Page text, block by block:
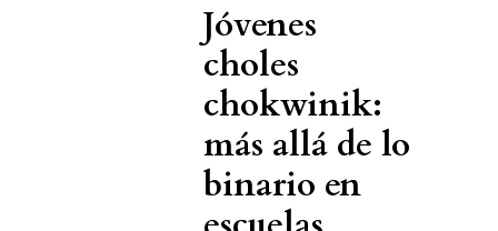
Jóvenes
choles
chokwinik:
más allá de lo
binario en